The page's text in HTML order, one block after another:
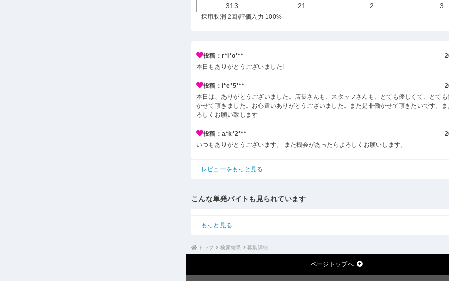
313 21 2 3
採用取消 2回 /評価入力 100%
投稿：r*i*o***
本日もありがとうございました!
投稿：i*e*5***
本日は、ありがとうございました。店長さんも、スタッフさんも、とても優しくて、とて
かせて頂きました。お心遣いありがとうございました。また是非働かせて頂きたいです。
ろしくお願い致します
投稿：a*k*2***
いつもありがとうございます。 また機会があったらよろしくお願いします。
レビューをもっと見る
こんな単発バイトも見られています
もっと見る
トップ 検索結果 募集詳細
ページトップへ